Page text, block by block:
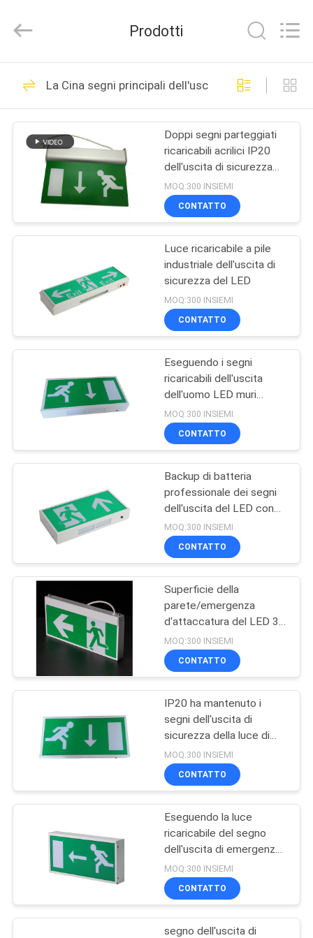
CASA
PRODOTTI
CIRCA
GIRO
FABBRICA
DI
QUALITÀ
CONTATTICI
RICHIEDA
CITAZIONE
MAPPA
DEL
NORME
PRIVACY
Dreamy
Technology
Rights
Luce di emergenza
impermeabile
92
Luce di emergenza
ricaricabile
73
Luce di emergenza
luci di emergenza
principali
Luce di emergenza
del soffitto
46
Emergenza
Downlight del LED
Prodotti
La Cina segni principali dell'uscita
Doppi segni parteggiati
ricaricabili acrilici IP20
dell'uscita di sicurezza
con a pile
MOQ:300 INSIEMI
CONTATTO
Luce ricaricabile a pile
industriale dell'uscita di
sicurezza del LED
MOQ:300 INSIEMI
CONTATTO
Eseguendo i segni
ricaricabili dell'uscita
dell'uomo LED muri
montato di superficie,
certificazione del CE
MOQ:300 INSIEMI
CONTATTO
Backup di batteria
professionale dei segni
dell'uscita del LED con
60 pc 3014 SMD LED,
colore verde
MOQ:300 INSIEMI
CONTATTO
Superficie della
parete/emergenza
d'attaccatura del LED 3
ore di luce ricaricabile di
operazione
MOQ:300 INSIEMI
CONTATTO
IP20 ha mantenuto i
segni dell'uscita di
sicurezza della luce di
emergenza del LED con il
diffusore del PC
MOQ:300 INSIEMI
CONTATTO
Eseguendo la luce
ricaricabile del segno
dell'uscita di emergenza
dell'uomo LED
automatica
MOQ:300 INSIEMI
CONTATTO
segno dell'uscita di